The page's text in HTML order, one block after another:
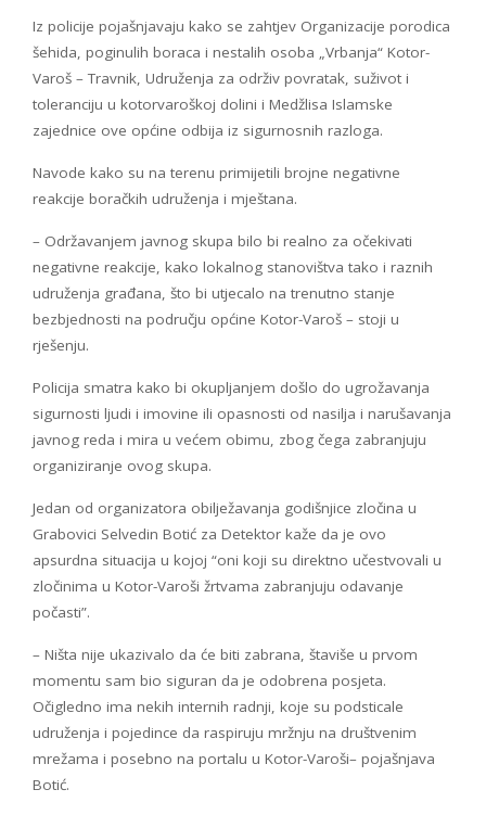
Iz policije pojašnjavaju kako se zahtjev Organizacije porodica
šehida, poginulih boraca i nestalih osoba „Vrbanja“ Kotor-
Varoš – Travnik, Udruženja za održiv povratak, suživot i
toleranciju u kotorvaroškoj dolini i Medžlisa Islamske
zajednice ove općine odbija iz sigurnosnih razloga.
Navode kako su na terenu primijetili brojne negativne
reakcije boračkih udruženja i mještana.
– Održavanjem javnog skupa bilo bi realno za očekivati
negativne reakcije, kako lokalnog stanovištva tako i raznih
udruženja građana, što bi utjecalo na trenutno stanje
bezbjednosti na području općine Kotor-Varoš – stoji u
rješenju.
Policija smatra kako bi okupljanjem došlo do ugrožavanja
sigurnosti ljudi i imovine ili opasnosti od nasilja i narušavanja
javnog reda i mira u većem obimu, zbog čega zabranjuju
organiziranje ovog skupa.
Jedan od organizatora obilježavanja godišnjice zločina u
Grabovici Selvedin Botić za Detektor kaže da je ovo
apsurdna situacija u kojoj “oni koji su direktno učestvovali u
zločinima u Kotor-Varoši žrtvama zabranjuju odavanje
počasti”.
– Ništa nije ukazivalo da će biti zabrana, štaviše u prvom
momentu sam bio siguran da je odobrena posjeta.
Očigledno ima nekih internih radnji, koje su podsticale
udruženja i pojedince da raspiruju mržnju na društvenim
mrežama i posebno na portalu u Kotor-Varoši– pojašnjava
Botić.